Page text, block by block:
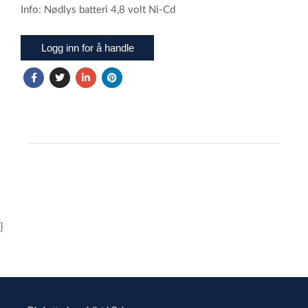
Info: Nødlys batteri 4,8 volt Ni-Cd
Logg inn for å handle
}